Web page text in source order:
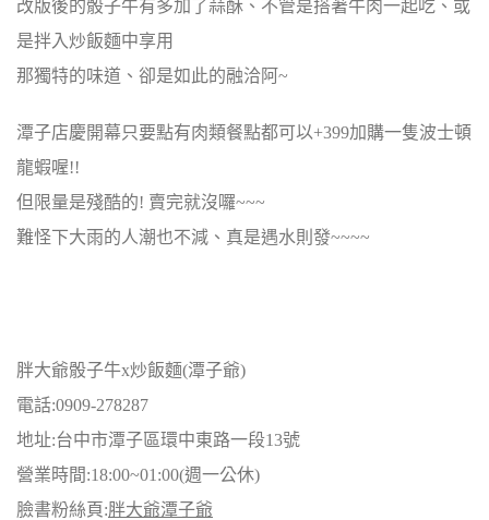
改版後的骰子牛有多加了蒜酥、不管是搭著牛肉一起吃、或
是拌入炒飯麵中享用
那獨特的味道、卻是如此的融洽阿~
潭子店慶開幕只要點有肉類餐點都可以+399加購一隻波士頓
龍蝦喔!!
但限量是殘酷的! 賣完就沒囉~~~
難怪下大雨的人潮也不減、真是遇水則發~~~~
胖大爺骰子牛x炒飯麵(潭子爺)
電話:0909-278287
地址:台中市潭子區環中東路一段13號
營業時間:18:00~01:00(週一公休)
臉書粉絲頁:胖大爺潭子爺